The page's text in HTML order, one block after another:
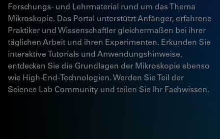
Forschungs- und Lehrmaterial rund um das Thema
Mikroskopie. Das Portal unterstützt Anfänger, erfahrene
Praktiker und Wissenschaftler gleichermaßen bei ihrer
täglichen Arbeit und ihren Experimenten. Erkunden Sie
interaktive Tutorials und Anwendungshinweise,
entdecken Sie die Grundlagen der Mikroskopie ebenso
wie High-End-Technologien. Werden Sie Teil der
Science Lab Community und teilen Sie Ihr Fachwissen.